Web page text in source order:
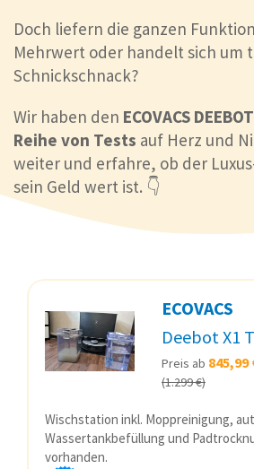
Doch liefern die ganzen
Mehrwert oder handelt sich um
Schnickschnack?
Wir haben den ECOVACS
Reihe von Tests auf Herz und
weiter und erfahre, ob der
sein Geld wert ist. 👇
ECOVACS
Deebot X1
Preis ab 845,99
(1.299 €)
Wischstation inkl. Moppreinigung,
Wassertankbefüllung und
vorhanden.